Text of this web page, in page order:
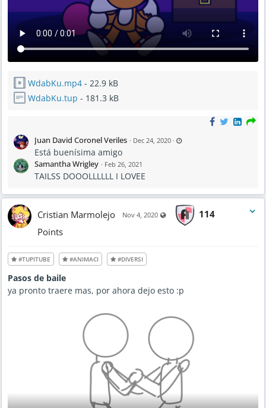
WdabKu.mp4 - 22.9 kB
WdabKu.tup - 181.3 kB
Juan David Coronel Veriles · Dec 24, 2020 · L
a
e
d
F
e
b
:
0
Está buenísima amigo
Samantha Wrigley · Feb 26, 2021
TAILSS DOOOLLLLLL I LOVEE
Cristian Marmolejo Nov 4, 2020 Visible also to unregistered
114
Points
#TUPITUBE #ANIMACI #DIVERSI
Pasos de baile
ya pronto traere mas, por ahora dejo esto :p